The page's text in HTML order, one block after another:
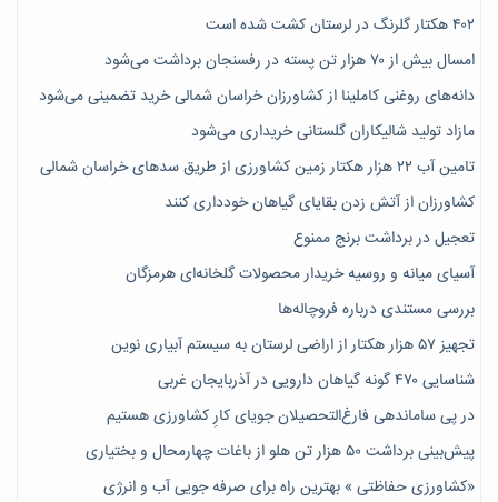
۴۰۲ هکتار گلرنگ در لرستان کشت شده است
امسال بیش از ۷۰ هزار تن پسته در رفسنجان برداشت می‌شود
دانه‌های روغنی کاملینا از کشاورزان خراسان شمالی خرید تضمینی می‌شود
مازاد تولید شالیکاران گلستانی خریداری می‌شود
تامین آب ۲۲ هزار هکتار زمین کشاورزی از طریق سدهای خراسان شمالی
کشاورزان از آتش زدن بقایای گیاهان خودداری کنند
تعجیل در برداشت برنج ممنوع
آسیای میانه و روسیه خریدار محصولات گلخانه‌ای هرمزگان
بررسی مستندی درباره فروچاله‌ها
تجهیز ۵۷ هزار هکتار از اراضی لرستان به سیستم آبیاری نوین
شناسایی ۴۷٠ گونه گیاهان دارویی در آذربایجان غربی
در پی ساماندهی فارغ‌التحصیلان جویای کارِ کشاورزی هستیم
پیش‎‌بینی برداشت ۵۰ هزار تن هلو از باغات چهارمحال و بختیاری
«کشاورزی حفاظتی » بهترین راه برای صرفه جویی آب و انرژی